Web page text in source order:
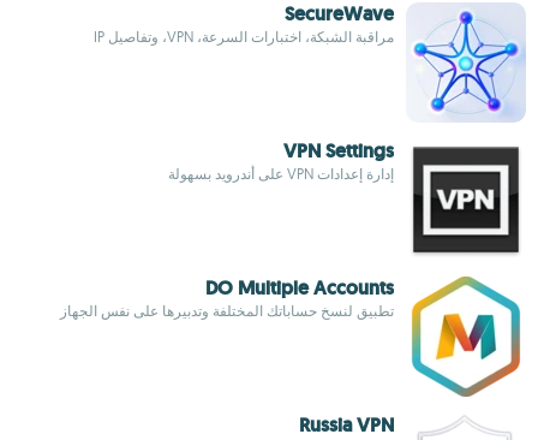
SecureWave
مراقبة الشبكة، اختبارات السرعة، VPN، وتفاصيل IP
VPN Settings
إدارة إعدادات VPN على أندرويد بسهولة
DO Multiple Accounts
تطبيق لنسخ حساباتك المختلفة وتدبيرها على نفس الجهاز
Russia VPN